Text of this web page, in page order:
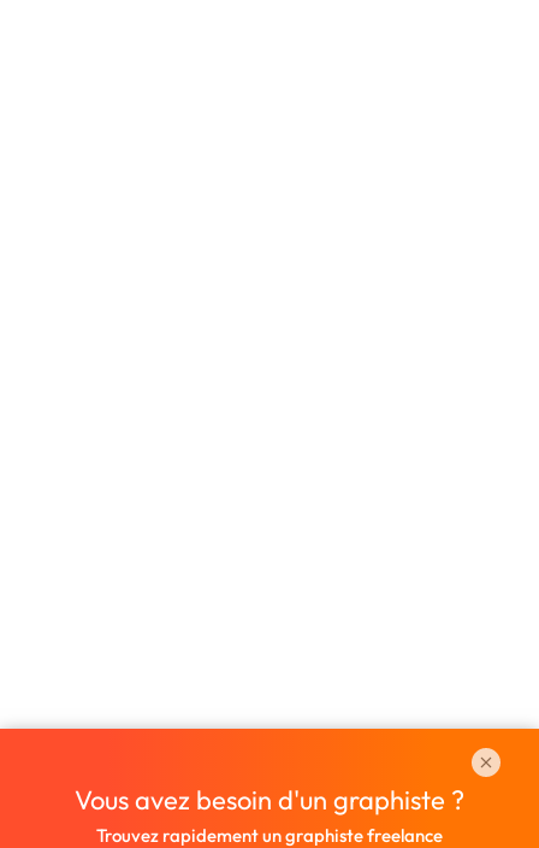
Vous avez besoin d'un graphiste ?
Trouvez rapidement un graphiste freelance